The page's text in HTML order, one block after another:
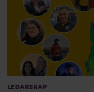
Ledarskap